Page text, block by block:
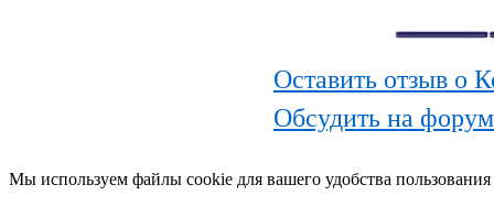
Оставить отзыв о
Обсудить на
Мы используем файлы cookie для вашего удобства